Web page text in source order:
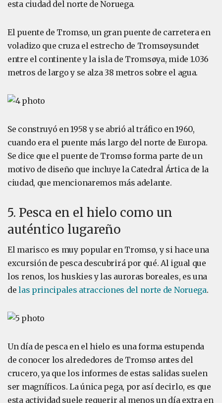
esta ciudad del norte de Noruega.
El puente de Tromsø, un gran puente de carretera en
voladizo que cruza el estrecho de Tromsøysundet
entre el continente y la isla de Tromsøya, mide 1.036
metros de largo y se alza 38 metros sobre el agua.
Se construyó en 1958 y se abrió al tráfico en 1960,
cuando era el puente más largo del norte de Europa.
Se dice que el puente de Tromsø forma parte de un
motivo de diseño que incluye la Catedral Ártica de la
ciudad, que mencionaremos más adelante.
5. Pesca en el hielo como un
auténtico lugareño
El marisco es muy popular en Tromsø, y si hace una
excursión de pesca descubrirá por qué. Al igual que
los renos, los huskies y las auroras boreales, es una
delas principales atracciones del norte de Noruega.
Un día de pesca en el hielo es una forma estupenda
de conocer los alrededores de Tromsø antes del
crucero, ya que los informes de estas salidas suelen
ser magníficos. La única pega, por así decirlo, es que
esta actividad suele requerir al menos un día extra en